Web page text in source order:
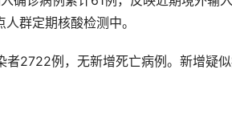
群定期核酸检测中。
2722例，无新增死亡病例。新增疑